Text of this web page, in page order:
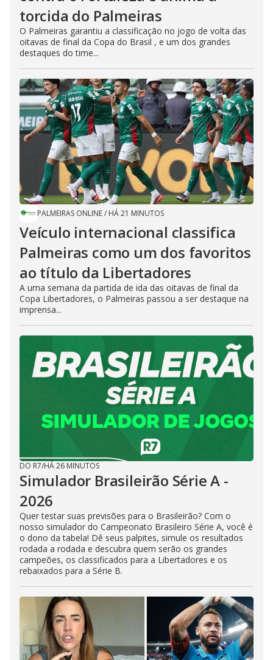
torcida do Palmeiras
O Palmeiras garantiu a classificação no jogo de volta das
oitavas de final da Copa do Brasil , e um dos grandes
destaques do time...
PALMEIRAS ONLINE/ HÁ 21 MINUTOS
Veículo internacional classifica
Palmeiras como um dos favoritos
ao título da Libertadores
A uma semana da partida de ida das oitavas de final da
Copa Libertadores, o Palmeiras passou a ser destaque na
imprensa...
DO R7/HÁ 26 MINUTOS
Simulador Brasileirão Série A -
2026
Quer testar suas previsões para o Brasileirão? Com o
nosso simulador do Campeonato Brasileiro Série A, você é
o dono da tabela! Dê seus palpites, simule os resultados
rodada a rodada e descubra quem serão os grandes
campeões, os classificados para a Libertadores e os
rebaixados para a Série B.